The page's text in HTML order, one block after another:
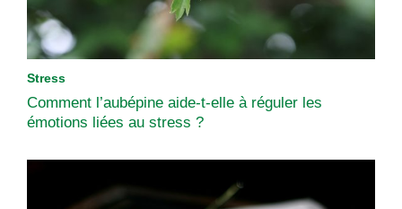
Stress
Comment l’aubépine aide-t-elle à réguler les
émotions liées au stress ?